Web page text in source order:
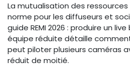
La mutualisation des
norme pour les diffuseurs et
guide REMI 2026 : produire un
équipe réduite détaille
peut piloter plusieurs caméras
réduit de moitié.